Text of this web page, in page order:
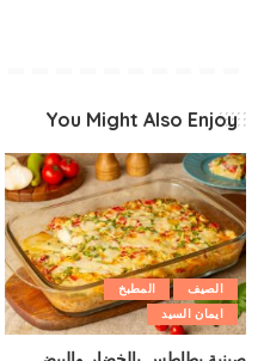
You Might Also Enjoy
الصيف
المطبخ
ايمان السيد